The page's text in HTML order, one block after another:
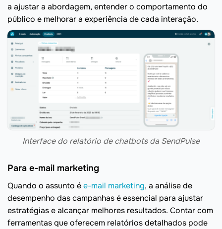
a ajustar a abordagem, entender o comportamento do
público e melhorar a experiência de cada interação.
Interface do relatório de chatbots da SendPulse
Para e-mail marketing
Quando o assunto ée-mail marketing, a análise de
desempenho das campanhas é essencial para ajustar
estratégias e alcançar melhores resultados. Contar com
ferramentas que oferecem relatórios detalhados pode